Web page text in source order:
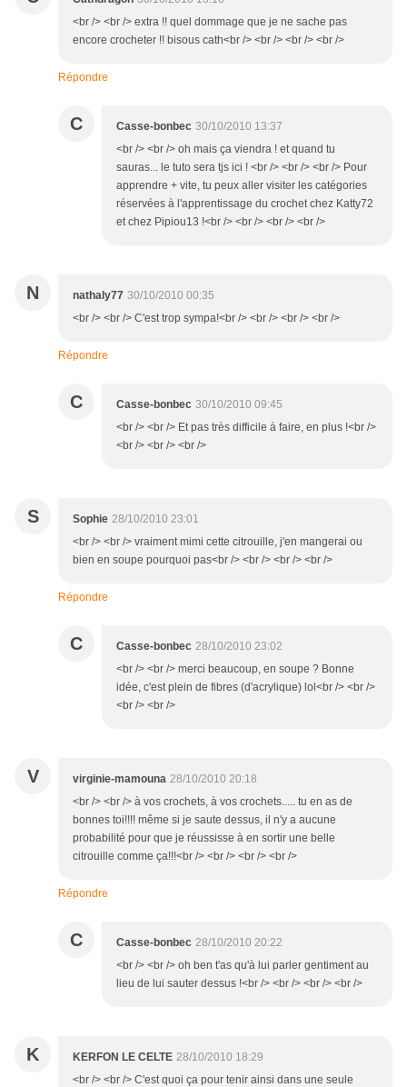
<br /> <br /> extra !! quel dommage que je ne sache pas
encore crocheter !! bisous cath<br /> <br /> <br /> <br />
Répondre
C Casse-bonbec 30/10/2010 13:37
<br /> <br /> oh mais ça viendra ! et quand tu
sauras... le tuto sera tjs ici ! <br /> <br /> <br /> Pour
apprendre + vite, tu peux aller visiter les catégories
réservées à l'apprentissage du crochet chez Katty72
et chez Pipiou13 !<br /> <br /> <br /> <br />
N nathaly77 30/10/2010 00:35
<br /> <br /> C'est trop sympa!<br /> <br /> <br /> <br />
Répondre
C Casse-bonbec 30/10/2010 09:45
<br /> <br /> Et pas très difficile à faire, en plus !<br />
<br /> <br /> <br />
S Sophie 28/10/2010 23:01
<br /> <br /> vraiment mimi cette citrouille, j'en mangerai ou
bien en soupe pourquoi pas<br /> <br /> <br /> <br />
Répondre
C Casse-bonbec 28/10/2010 23:02
<br /> <br /> merci beaucoup, en soupe ? Bonne
idée, c'est plein de fibres (d'acrylique) lol<br /> <br />
<br /> <br />
V virginie-mamouna 28/10/2010 20:18
<br /> <br /> à vos crochets, à vos crochets..... tu en as de
bonnes toi!!!! même si je saute dessus, il n'y a aucune
probabilité pour que je réussisse à en sortir une belle
citrouille comme ça!!!<br /> <br /> <br /> <br />
Répondre
C Casse-bonbec 28/10/2010 20:22
<br /> <br /> oh ben t'as qu'à lui parler gentiment au
lieu de lui sauter dessus !<br /> <br /> <br /> <br />
K KERFON LE CELTE 28/10/2010 18:29
<br /> <br /> C'est quoi ça pour tenir ainsi dans une seule